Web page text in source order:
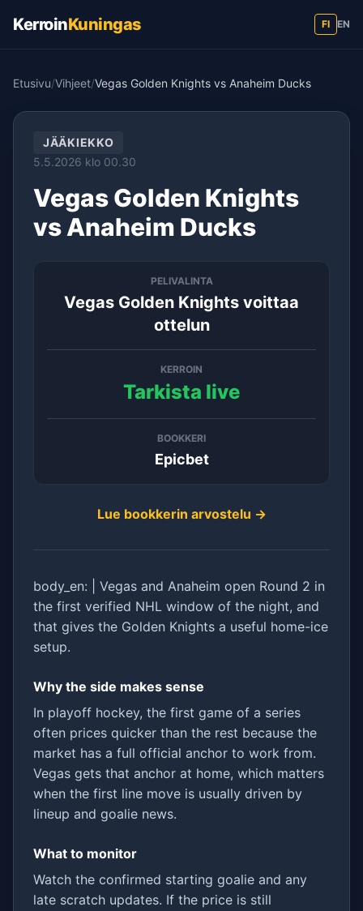
KerroinKuningas FI EN
Etusivu/Vihjeet/Vegas Golden Knights vs Anaheim Ducks
JÄÄKIEKKO
5.5.2026 klo 00.30
Vegas Golden Knights
vs Anaheim Ducks
PELIVALINTA
Vegas Golden Knights voittaa
ottelun
KERROIN
Tarkista live
BOOKKERI
Epicbet
Lue bookkerin arvostelu →
body_en: | Vegas and Anaheim open Round 2 in
the first verified NHL window of the night, and
that gives the Golden Knights a useful home-ice
setup.
Why the side makes sense
In playoff hockey, the first game of a series
often prices quicker than the rest because the
market has a full official anchor to work from.
Vegas gets that anchor at home, which matters
when the first line move is usually driven by
lineup and goalie news.
What to monitor
Watch the confirmed starting goalie and any
late scratch updates. If the price is still